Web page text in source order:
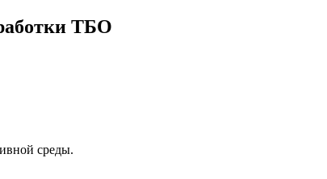
ТБО
среды.